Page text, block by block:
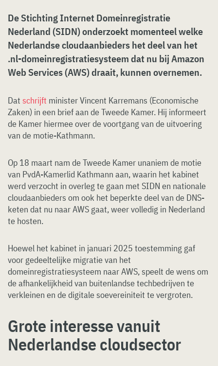
De Stichting Internet Domeinregistratie
Nederland (SIDN) onderzoekt momenteel welke
Nederlandse cloudaanbieders het deel van het
.nl-domeinregistratiesysteem dat nu bij Amazon
Web Services (AWS) draait, kunnen overnemen.
Dat schrijft minister Vincent Karremans (Economische
Zaken) in een brief aan de Tweede Kamer. Hij informeert
de Kamer hiermee over de voortgang van de uitvoering
van de motie-Kathmann.
Op 18 maart nam de Tweede Kamer unaniem de motie
van PvdA-Kamerlid Kathmann aan, waarin het kabinet
werd verzocht in overleg te gaan met SIDN en nationale
cloudaanbieders om ook het beperkte deel van de DNS-
keten dat nu naar AWS gaat, weer volledig in Nederland
te hosten.
Hoewel het kabinet in januari 2025 toestemming gaf
voor gedeeltelijke migratie van het
domeinregistratiesysteem naar AWS, speelt de wens om
de afhankelijkheid van buitenlandse techbedrijven te
verkleinen en de digitale soevereiniteit te vergroten.
Grote interesse vanuit
Nederlandse cloudsector